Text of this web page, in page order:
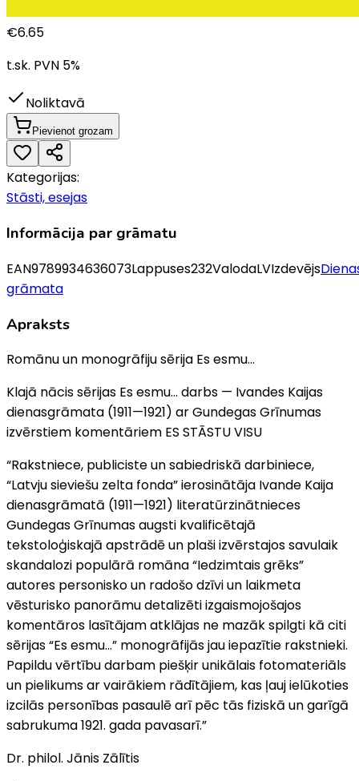
€6.65
t.sk. PVN 5%
Noliktavā
Pievienot grozam
Kategorijas:
Stāsti, esejas
Informācija par grāmatu
EAN9789934636073Lappuses232ValodaLVIzdevējs
grāmata
Apraksts
Romānu un monogrāfiju sērija Es esmu…
Klajā nācis sērijas Es esmu… darbs — Ivandes Kaijas
dienasgrāmata (1911—1921) ar Gundegas Grīnumas
izvērstiem komentāriem ES STĀSTU VISU
“Rakstniece, publiciste un sabiedriskā darbiniece,
“Latvju sieviešu zelta fonda” ierosinātāja Ivande Kaija
dienasgrāmatā (1911—1921) literatūrzinātnieces
Gundegas Grīnumas augsti kvalificētajā
tekstoloģiskajā apstrādē un plaši izvērstajos savulaik
skandalozi populārā romāna “Iedzimtais grēks”
autores personisko un radošo dzīvi un laikmeta
vēsturisko panorāmu detalizēti izgaismojošajos
komentāros lasītājam atklājas ne mazāk spilgti kā citi
sērijas “Es esmu…” monogrāfijās jau iepazītie rakstnieki.
Papildu vērtību darbam piešķir unikālais fotomateriāls
un pielikums ar vairākiem rādītājiem, kas ļauj ielūkoties
izcilās personības pasaulē arī pēc tās fiziskā un garīgā
sabrukuma 1921. gada pavasarī.”
Dr. philol. Jānis Zālītis